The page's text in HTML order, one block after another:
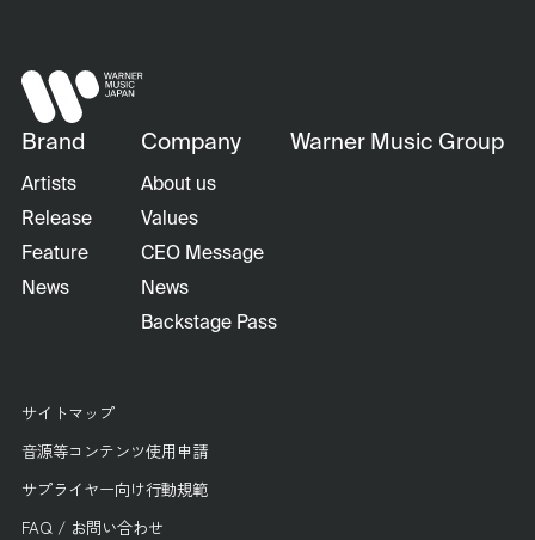
Brand
Artists
Release
Feature
News
Company
About us
Values
CEO Message
News
Backstage Pass
Warner Music Group
サイトマップ
音源等コンテンツ使用申請
サプライヤー向け行動規範
FAQ / お問い合わせ